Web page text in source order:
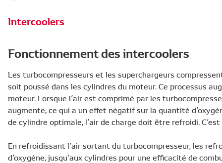
Intercoolers
Fonctionnement des intercoolers
Les turbocompresseurs et les superchargeurs
soit poussé dans les cylindres du moteur. Ce processus
moteur. Lorsque l’air est comprimé par les
augmente, ce qui a un effet négatif sur la quantité
de cylindre optimale, l’air de charge doit être refroidi.
En refroidissant l’air sortant du turbocompresseur, les
d’oxygène, jusqu’aux cylindres pour une efficacité de